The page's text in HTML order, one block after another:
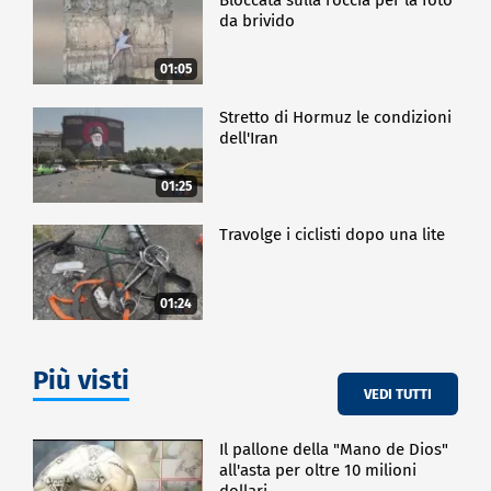
01:05
da brivido
01:25
Stretto di Hormuz le condizioni
dell'Iran
01:24
Travolge i ciclisti dopo una lite
Più visti VEDI TUTTI
Il pallone della "Mano de Dios"
all'asta per oltre 10 milioni